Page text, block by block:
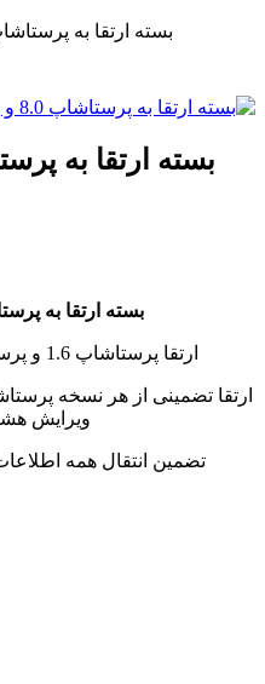
بسته ارتقا به پرستاشاپ 8.0 و پرستاشاپ 8.1
بسته ارتقا به پرستاشاپ 8.0 و 8.1 و 8.2
ارتقا پرستاشاپ 1.6 و پرستاشاپ 1.7 به پرستاشاپ 8
ارتقا تضمینی از هر نسخه
ویرایش هشت و
تضمین انتقال همه